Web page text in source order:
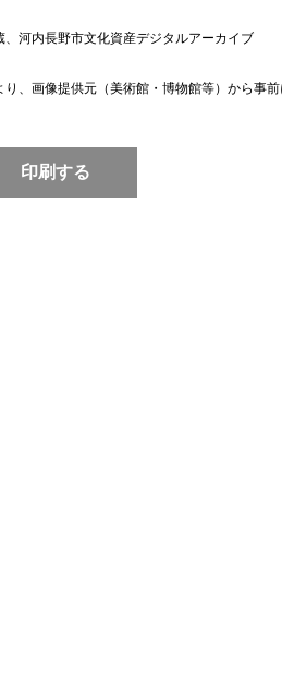
、河内長野市文化資産デジタルアーカイブ
り、画像提供元（美術館・博物館等）から事
印刷する